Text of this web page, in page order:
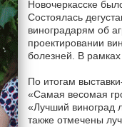
Новочеркасске
Состоялась
виноградарям об
проектировании
болезней. В
По итогам
«Самая весомая
«Лучший виноград
также отмечены